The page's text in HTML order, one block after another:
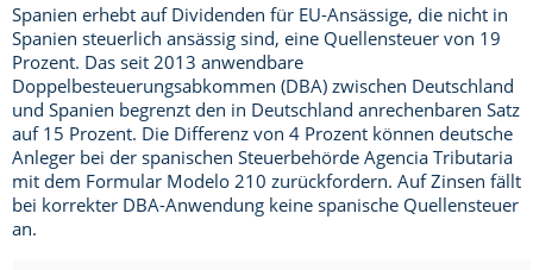
Spanien erhebt auf Dividenden für EU-Ansässige, die nicht in
Spanien steuerlich ansässig sind, eine Quellensteuer von 19
Prozent. Das seit 2013 anwendbare
Doppelbesteuerungsabkommen (DBA) zwischen Deutschland
und Spanien begrenzt den in Deutschland anrechenbaren Satz
auf 15 Prozent. Die Differenz von 4 Prozent können deutsche
Anleger bei der spanischen Steuerbehörde Agencia Tributaria
mit dem Formular Modelo 210 zurückfordern. Auf Zinsen fällt
bei korrekter DBA-Anwendung keine spanische Quellensteuer
an.